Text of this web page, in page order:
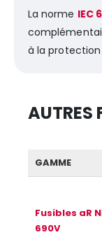
La norme IEC
à la
AUTRES
GAMME
Fusibles aR
690V